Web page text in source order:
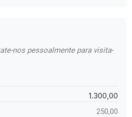
nos pessoalmente para visita-
1.300,00
250,00